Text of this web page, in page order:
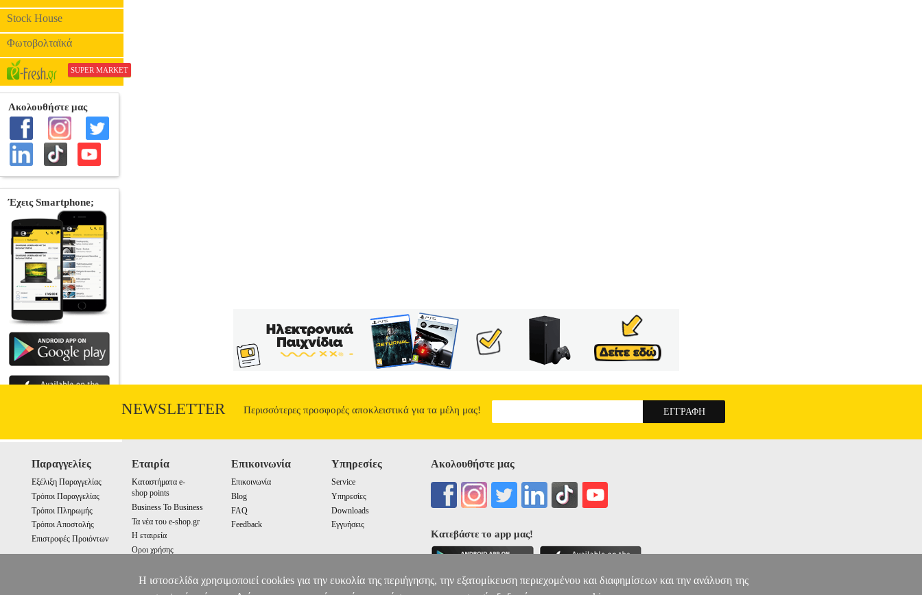
Stock House
Φωτοβολταϊκά
SUPER MARKET
NEWSLETTER Περισσότερες προσφορές αποκλειστικά για τα μέλη μας!
Παραγγελίες
Εξέλιξη Παραγγελίας
Τρόποι Παραγγελίας
Τρόποι Πληρωμής
Τρόποι Αποστολής
Επιστροφές Προιόντων
Εταιρία
Καταστήματα e-
shop points
Business To Business
Τα νέα του e-shop.gr
Η εταιρεία
Οροι χρήσης
Επικοινωνία
Επικοινωνία
Blog
FAQ
Feedback
Υπηρεσίες
Service
Υπηρεσίες
Downloads
Εγγυήσεις
Ακολουθήστε μας
Κατεβάστε το app μας!
Η ιστοσελίδα χρησιμοποιεί cookies για την ευκολία της περιήγησης, την εξατομίκευση περιεχομένου και διαφημίσεων και την ανάλυση της